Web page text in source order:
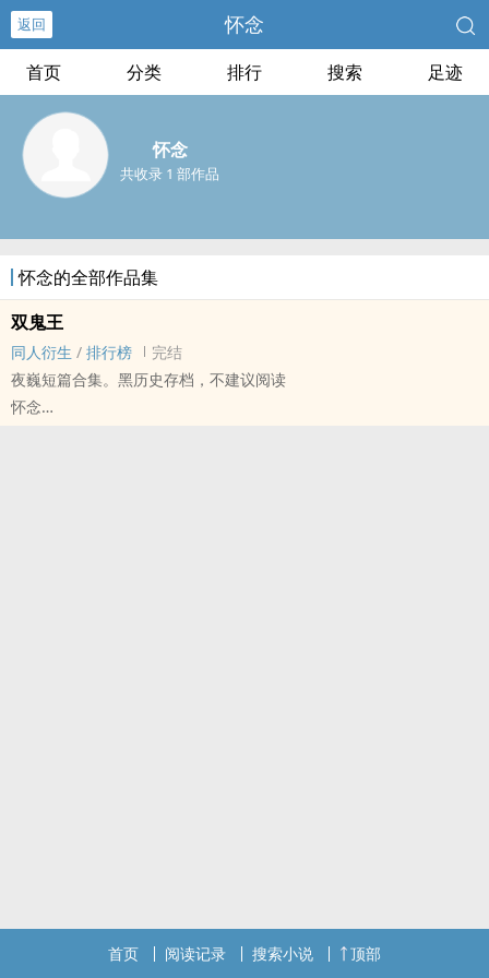
返回 怀念
首页 分类 排行 搜索 足迹
怀念
共收录 1 部作品
怀念的全部作品集
双鬼王
‍‌同‎‌人‌衍生 / 排行榜
完结
夜巍短篇合集。黑历史存档，不建议阅读
怀念
首页 阅读记录 搜索小说 顶部